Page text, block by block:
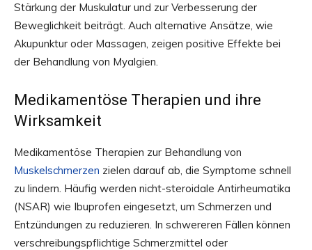
Stärkung der Muskulatur und zur Verbesserung der
Beweglichkeit beiträgt. Auch alternative Ansätze, wie
Akupunktur oder Massagen, zeigen positive Effekte bei
der Behandlung von Myalgien.
Medikamentöse Therapien und ihre
Wirksamkeit
Medikamentöse Therapien zur Behandlung von
Muskelschmerzen zielen darauf ab, die Symptome schnell
zu lindern. Häufig werden nicht-steroidale Antirheumatika
(NSAR) wie Ibuprofen eingesetzt, um Schmerzen und
Entzündungen zu reduzieren. In schwereren Fällen können
verschreibungspflichtige Schmerzmittel oder